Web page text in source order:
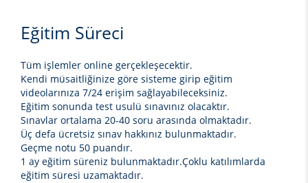
Eğitim Süreci
Tüm işlemler online gerçekleşecektir.
Kendi müsaitliğinize göre sisteme girip eğitim
videolarınıza 7/24 erişim sağlayabileceksiniz.
Eğitim sonunda test usulü sınavınız olacaktır.
Sınavlar ortalama 20-40 soru arasında olmaktadır.
Üç defa ücretsiz sınav hakkınız bulunmaktadır.
Geçme notu 50 puandır.
1 ay eğitim süreniz bulunmaktadır.Çoklu katılımlarda
eğitim süresi uzamaktadır.